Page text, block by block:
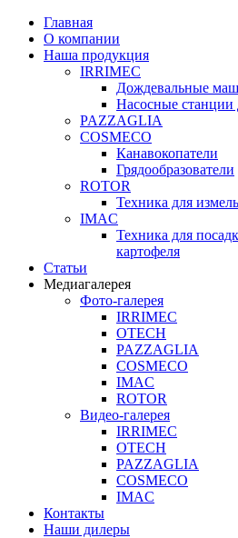
Главная
О компании
Наша продукция
IRRIMEC
Дождевальные
Насосные станции
PAZZAGLIA
COSMECO
Канавокопатели
Грядообразователи
ROTOR
Техника для
IMAC
Техника для
картофеля
Статьи
Медиагалерея
Фото-галерея
IRRIMEC
OTECH
PAZZAGLIA
COSMECO
IMAC
ROTOR
Видео-галерея
IRRIMEC
OTECH
PAZZAGLIA
COSMECO
IMAC
Контакты
Наши дилеры